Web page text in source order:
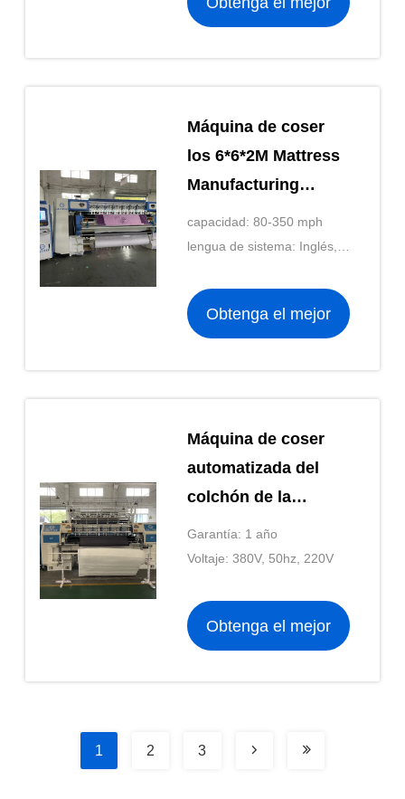
Máquina de coser
los 6*6*2M Mattress
Manufacturing
Equipment del
colchón del delta
capacidad: 80-350 mph
lengua de sistema: Inglés,
rumano, checos
Obtenga el mejor
Máquina de coser
automatizada del
colchón de la
puntada de la
cerradura para la
del movimiento
304.8m m de X-AXIS
Garantía: 1 año
Voltaje: 380V, 50hz, 220V
Obtenga el mejor
1 2 3